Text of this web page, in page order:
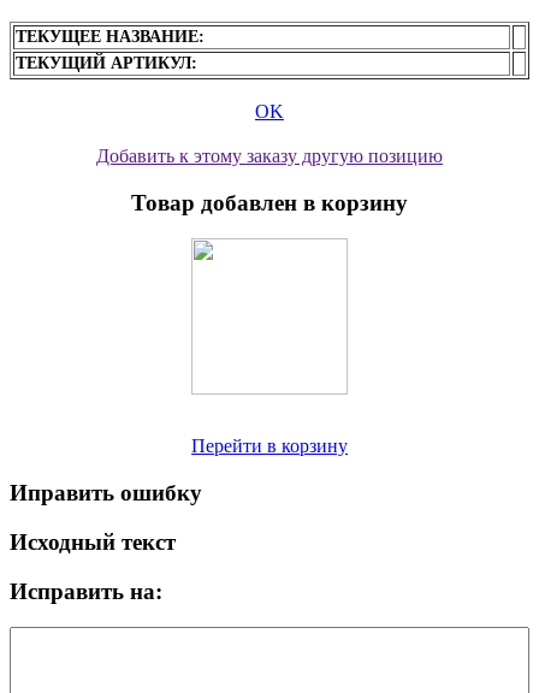
ТЕКУЩЕЕ НАЗВАНИЕ:
ТЕКУЩИЙ АРТИКУЛ:
OK
Добавить к этому заказу другую позицию
Товар добавлен в корзину
Перейти в корзину
Иправить ошибку
Исходный текст
Исправить на: